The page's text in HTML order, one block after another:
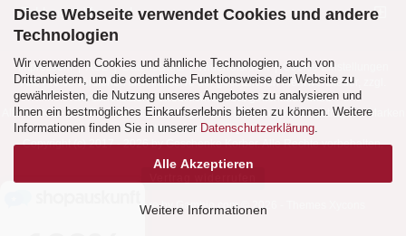
Diese Webseite verwendet Cookies und andere
Technologien
Wir verwenden Cookies und ähnliche Technologien, auch von
Drittanbietern, um die ordentliche Funktionsweise der Website zu
gewährleisten, die Nutzung unseres Angebotes zu analysieren und
Ihnen ein bestmögliches Einkaufserlebnis bieten zu können. Weitere
Informationen finden Sie in unserer Datenschutzerklärung.
Alle Akzeptieren
Weitere Informationen
Zahlung & Versand
Impressum|AGB|Datenschutz|Widerrufsrecht| Cookie Einstellungen
Alle Preise verstehen sich inklusive der gesetzlichen Mehrwertsteuer, zzgl.
Versandkostensoweit nicht anders gekennzeichnet.
Alle Marken- und Produktbeschreibungen sind Marken oder eingetragene Marken
der entsprechenden Eigentümer.
Copyright (c) 2017 - 2026 by Geschenke Korber. Alle Rechte vorbehalten.
Shopping Cart Software by Gambio.com © 2026 - Themes